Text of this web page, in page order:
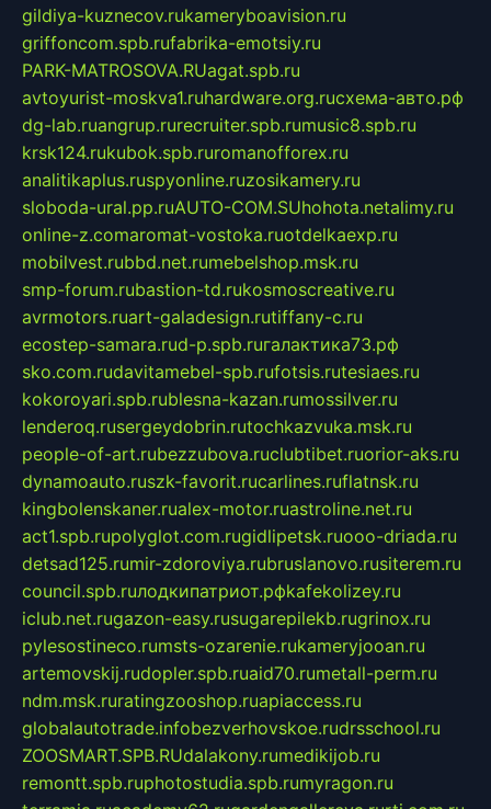
gildiya-kuznecov.rukameryboavision.ru
griffoncom.spb.rufabrika-emotsiy.ru
PARK-MATROSOVA.RUagat.spb.ru
avtoyurist-moskva1.ruhardware.org.ruсхема-авто.рф
dg-lab.ruangrup.rurecruiter.spb.rumusic8.spb.ru
krsk124.rukubok.spb.ruromanofforex.ru
analitikaplus.ruspyonline.ruzosikamery.ru
sloboda-ural.pp.ruAUTO-COM.SUhohota.netalimy.ru
online-z.comaromat-vostoka.ruotdelkaexp.ru
mobilvest.rubbd.net.rumebelshop.msk.ru
smp-forum.rubastion-td.rukosmoscreative.ru
avrmotors.ruart-galadesign.rutiffany-c.ru
ecostep-samara.rud-p.spb.ruгалактика73.рф
sko.com.rudavitamebel-spb.rufotsis.rutesiaes.ru
kokoroyari.spb.rublesna-kazan.rumossilver.ru
lenderoq.rusergeydobrin.rutochkazvuka.msk.ru
people-of-art.rubezzubova.ruclubtibet.ruorior-aks.ru
dynamoauto.ruszk-favorit.rucarlines.ruflatnsk.ru
kingbolenskaner.rualex-motor.ruastroline.net.ru
act1.spb.rupolyglot.com.rugidlipetsk.ruooo-driada.ru
detsad125.rumir-zdoroviya.rubruslanovo.rusiterem.ru
council.spb.ruлодкипатриот.рфkafekolizey.ru
iclub.net.rugazon-easy.rusugarepilekb.rugrinox.ru
pylesostineco.rumsts-ozarenie.rukameryjooan.ru
artemovskij.rudopler.spb.ruaid70.rumetall-perm.ru
ndm.msk.ruratingzooshop.ruapiaccess.ru
globalautotrade.infobezverhovskoe.rudrsschool.ru
ZOOSMART.SPB.RUdalakony.rumedikijob.ru
remontt.spb.ruphotostudia.spb.rumyragon.ru